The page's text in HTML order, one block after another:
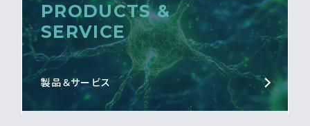
PRODUCTS &
SERVICE
製品＆サービス